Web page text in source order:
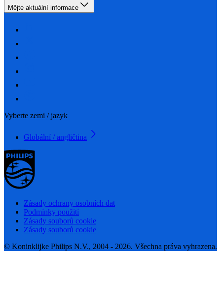
Mějte aktuální informace
Vyberte zemi / jazyk
Globální / angličtina
Zásady ochrany osobních dat
Podmínky použití
Zásady souborů cookie
Zásady souborů cookie
© Koninklijke Philips N.V., 2004 - 2026. Všechna práva vyhrazena.